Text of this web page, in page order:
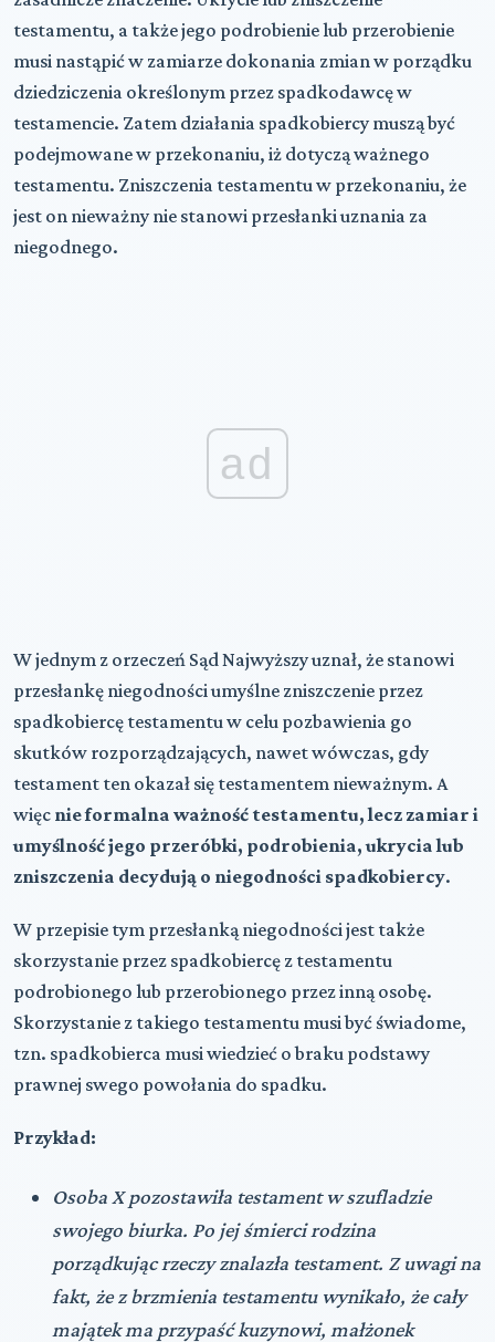
testamentu, a także jego podrobienie lub przerobienie
musi nastąpić w zamiarze dokonania zmian w porządku
dziedziczenia określonym przez spadkodawcę w
testamencie. Zatem działania spadkobiercy muszą być
podejmowane w przekonaniu, iż dotyczą ważnego
testamentu. Zniszczenia testamentu w przekonaniu, że
jest on nieważny nie stanowi przesłanki uznania za
niegodnego.
ad
W jednym z orzeczeń Sąd Najwyższy uznał, że stanowi
przesłankę niegodności umyślne zniszczenie przez
spadkobiercę testamentu w celu pozbawienia go
skutków rozporządzających, nawet wówczas, gdy
testament ten okazał się testamentem nieważnym. A
więc nie formalna ważność testamentu, lecz zamiar i
umyślność jego przeróbki, podrobienia, ukrycia lub
zniszczenia decydują o niegodności spadkobiercy.
W przepisie tym przesłanką niegodności jest także
skorzystanie przez spadkobiercę z testamentu
podrobionego lub przerobionego przez inną osobę.
Skorzystanie z takiego testamentu musi być świadome,
tzn. spadkobierca musi wiedzieć o braku podstawy
prawnej swego powołania do spadku.
Przykład:
Osoba X pozostawiła testament w szufladzie
swojego biurka. Po jej śmierci rodzina
porządkując rzeczy znalazła testament. Z uwagi na
fakt, że z brzmienia testamentu wynikało, że cały
majątek ma przypaść kuzynowi, małżonek